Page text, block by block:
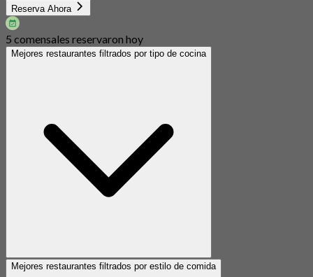
Reserva Ahora
5 comensales reservaron hoy
Mejores restaurantes filtrados por tipo de cocina
Mejores restaurantes filtrados por estilo de comida